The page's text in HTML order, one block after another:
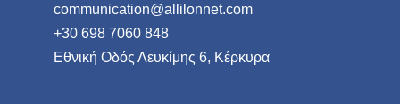
communication@allilonnet.com
+30 698 7060 848
Εθνική Οδός Λευκίμης 6, Κέρκυρα